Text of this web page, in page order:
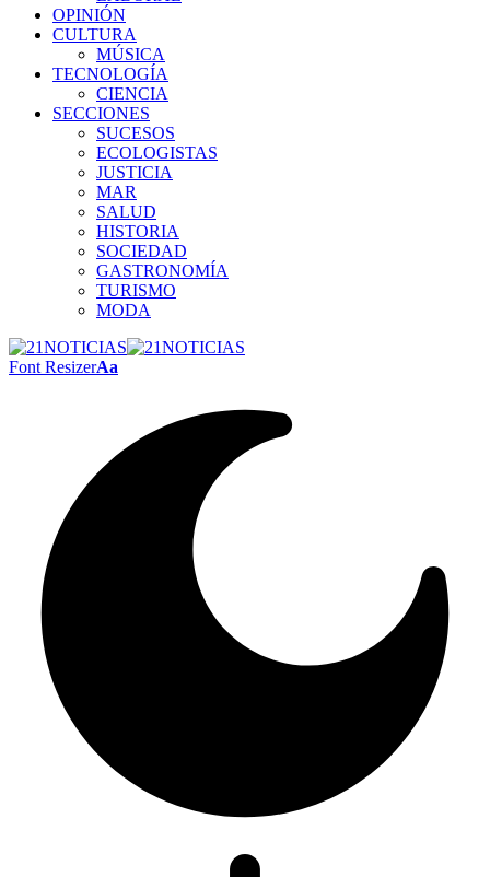
OPINIÓN
CULTURA
MÚSICA
TECNOLOGÍA
CIENCIA
SECCIONES
SUCESOS
ECOLOGISTAS
JUSTICIA
MAR
SALUD
HISTORIA
SOCIEDAD
GASTRONOMÍA
TURISMO
MODA
Font ResizerAa